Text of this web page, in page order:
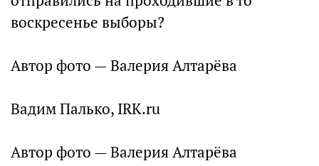
воскресенье выборы?
Автор фото — Валерия Алтарёва
Вадим Палько, IRK.ru
Автор фото — Валерия Алтарёва